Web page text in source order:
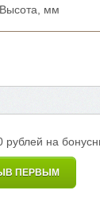
Высота, мм
рублей на
ПЕРВЫМ